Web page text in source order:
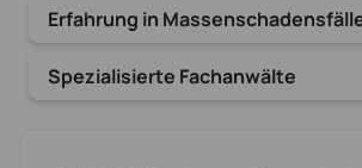
Erfahrung in
Spezialisierte Fachanwälte